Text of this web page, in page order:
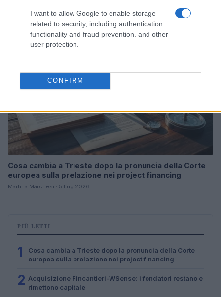
I want to allow Google to enable storage
related to security, including authentication
functionality and fraud prevention, and other
user protection.
CONFIRM
B2B NEWS
Cosa cambia a Trieste dopo la pronuncia della Corte
europea sulla prelazione nei project financing
Martina Marchesi · 5 Lug 2026
PIÙ LETTI
1
Cosa cambia a Trieste dopo la pronuncia della Corte
europea sulla prelazione nei project financing
2 Acquisizione Fincantieri-WSense: i fondatori restano e
rimettono capitale